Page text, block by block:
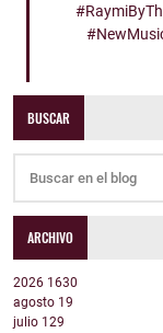
BUSCAR
ARCHIVO
2026 1630
agosto 19
julio 129